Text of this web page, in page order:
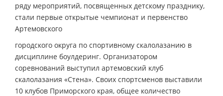
ряду мероприятий, посвященных детскому празднику,
стали первые открытые чемпионат и первенство
Артемовского
городского округа по спортивному скалолазанию в
дисциплине боулдеринг. Организатором
соревнований выступил артемовский клуб
скалолазания «Стена». Своих спортсменов выставили
10 клубов Приморского края, общее количество